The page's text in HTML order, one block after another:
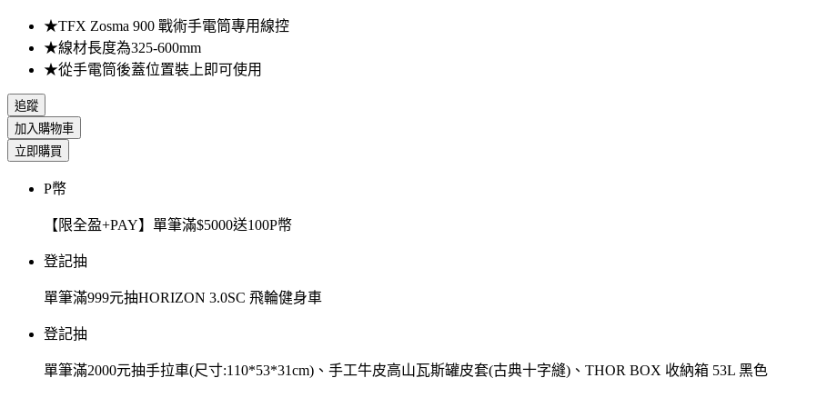
★TFX Zosma 900 戰術手電筒專用線控
★線材長度為325-600mm
★從手電筒後蓋位置裝上即可使用
追蹤
加入購物車
立即購買
P幣
【限全盈+PAY】單筆滿$5000送100P幣
登記抽
單筆滿999元抽HORIZON 3.0SC 飛輪健身車
登記抽
單筆滿2000元抽手拉車(尺寸:110*53*31cm)、手工牛皮高山瓦斯罐皮套(古典十字縫)、THOR BOX 收納箱 53L 黑色